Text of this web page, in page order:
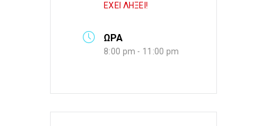
ΕΧΕΙ ΛΗΞΕΙ!
ΩΡΑ
8:00 pm - 11:00 pm